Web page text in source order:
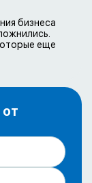
бизнеса
еще